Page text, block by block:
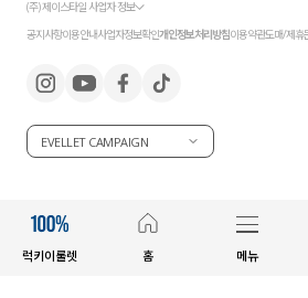
럭키이룰렛 홈 메뉴
(주) 제이스타일 사업자 정보
공지사항이용안내사업자정보확인개인정보처리방침이용약관도매/제휴
EVELLET CAMPAIGN